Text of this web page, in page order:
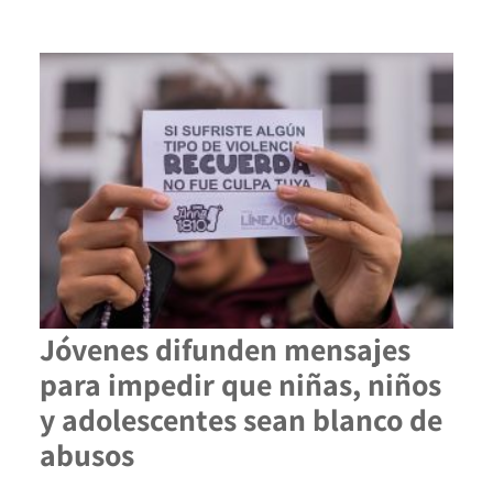
Jóvenes difunden mensajes
para impedir que niñas, niños
y adolescentes sean blanco de
abusos